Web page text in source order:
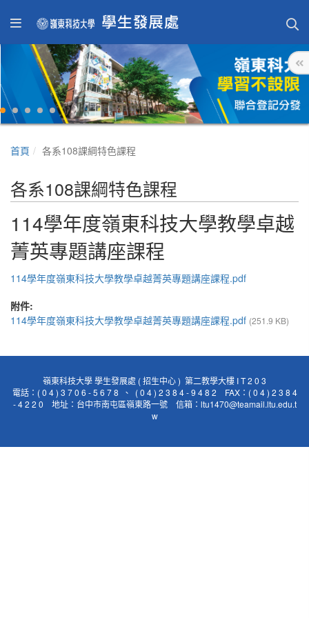
首頁 各系108課綱特色課程
各系108課綱特色課程
114學年度嶺東科技大學教學卓越
菁英專題講座課程
114學年度嶺東科技大學教學卓越菁英專題講座課程.pdf
附件:
114學年度嶺東科技大學教學卓越菁英專題講座課程.pdf (251.9 KB)
嶺東科技大學 學生發展處 ( 招生中心 ) 第二教學大樓 I T 2 0 3
電話：( 0 4 ) 3 7 0 6 - 5 6 7 8 、 ( 0 4 ) 2 3 8 4 - 9 4 8 2 FAX：( 0 4 ) 2 3 8 4
- 4 2 2 0 地址：台中市南屯區嶺東路一號 信箱：ltu1470@teamail.ltu.edu.t
w